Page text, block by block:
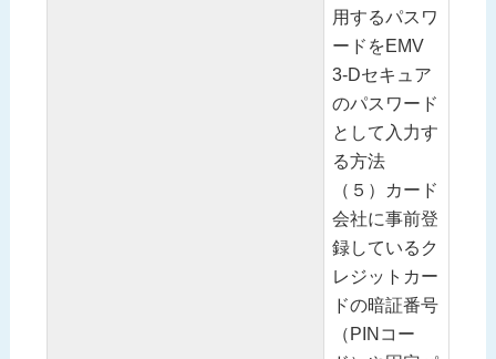
用するパスワ
ードをEMV
3-Dセキュア
のパスワード
として入力す
る方法
（５）カード
会社に事前登
録しているク
レジットカー
ドの暗証番号
（PINコー